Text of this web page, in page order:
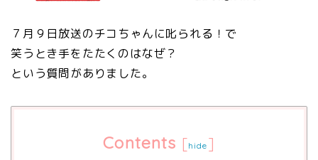
７月９日放送のチコちゃんに叱られる！で
笑うとき手をたたくのはなぜ？
という質問がありました。
Contents [hide ]